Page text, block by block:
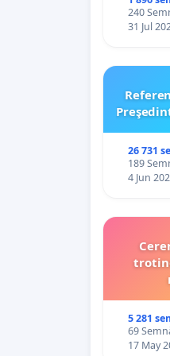
240
31 Jul
26 731
189
4 Jun
5 281
69
17 May